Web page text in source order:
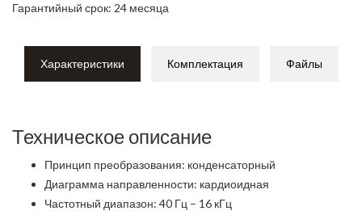
Гарантийный срок: 24 месяца
Характеристики Комплектация Файлы
Техническое описание
Принцип преобразования: конденсаторный
Диаграмма направленности: кардиоидная
Частотный диапазон: 40 Гц – 16 кГц